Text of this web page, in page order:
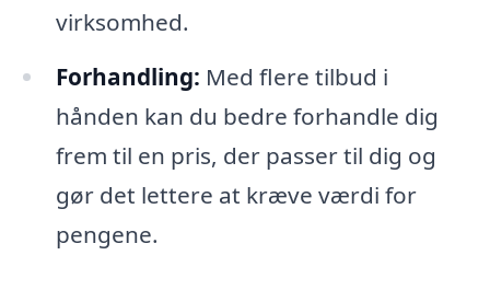
virksomhed.
Forhandling: Med flere tilbud i
hånden kan du bedre forhandle dig
frem til en pris, der passer til dig og
gør det lettere at kræve værdi for
pengene.